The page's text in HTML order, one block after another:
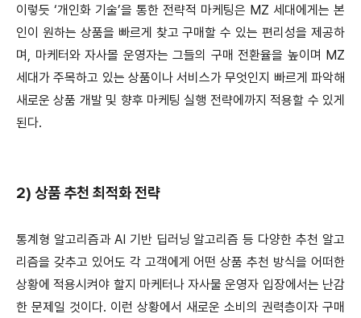
이렇듯 ‘개인화 기술’을 통한 전략적 마케팅은 MZ 세대에게는 본
인이 원하는 상품을 빠르게 찾고 구매할 수 있는 편리성을 제공하
며, 마케터와 자사몰 운영자는 그들의 구매 전환율을 높이며 MZ
세대가 주목하고 있는 상품이나 서비스가 무엇인지 빠르게 파악해
새로운 상품 개발 및 향후 마케팅 실행 전략에까지 적용할 수 있게
된다.
2) 상품 추천 최적화 전략
통계형 알고리즘과 AI 기반 딥러닝 알고리즘 등 다양한 추천 알고
리즘을 갖추고 있어도 각 고객에게 어떤 상품 추천 방식을 어떠한
상황에 적용시켜야 할지 마케터나 자사물 운영자 입장에서는 난감
한 문제일 것이다. 이런 상황에서 새로운 소비의 권력층이자 구매